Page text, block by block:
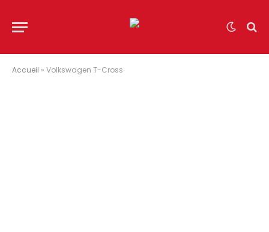
Accueil » Volkswagen T-Cross